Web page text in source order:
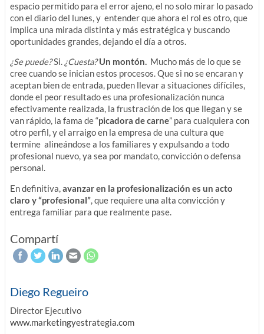
espacio permitido para el error ajeno, el no solo mirar lo pasado
con el diario del lunes, y entender que ahora el rol es otro, que
implica una mirada distinta y más estratégica y buscando
oportunidades grandes, dejando el día a otros.
¿Se puede?Si.¿Cuesta? Un montón. Mucho más de lo que se
cree cuando se inician estos procesos. Que si no se encaran y
aceptan bien de entrada, pueden llevar a situaciones difíciles,
donde el peor resultado es una profesionalización nunca
efectivamente realizada, la frustración de los que llegan y se
van rápido, la fama de “picadora de carne” para cualquiera con
otro perfil, y el arraigo en la empresa de una cultura que
termine alineándose a los familiares y expulsando a todo
profesional nuevo, ya sea por mandato, convicción o defensa
personal.
En definitiva,avanzar en la profesionalización es un acto
claro y “profesional”, que requiere una alta convicción y
entrega familiar para que realmente pase.
Compartí
Diego Regueiro
Director Ejecutivo
www.marketingyestrategia.com